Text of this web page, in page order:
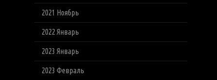
2021 Ноябрь
2022 Январь
2023 Январь
2023 Февраль